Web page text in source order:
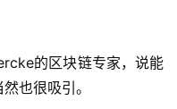
的区块链专家，说能
也很吸引。